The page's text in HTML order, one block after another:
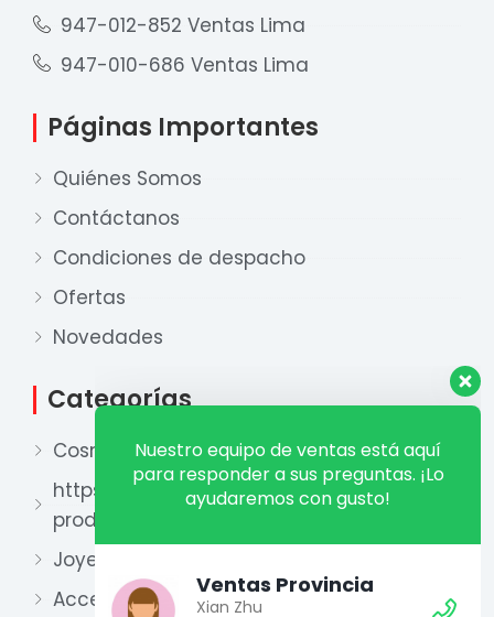
947-012-852 Ventas Lima
947-010-686 Ventas Lima
Páginas Importantes
Quiénes Somos
Contáctanos
Condiciones de despacho
Ofertas
Novedades
Categorías
Cosmética
https://xianzhu.pe/categoria-
producto/perfumeria-2/
Joyería
Accesorios y otros
para responder a sus preguntas. ¡Lo
Ventas Provincia
Xian Zhu
Disponible
Disponible